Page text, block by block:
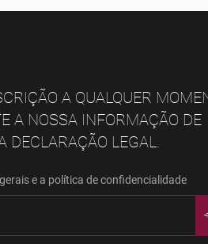
A QUALQUER
A NOSSA INFORMAÇÃO DE
DECLARAÇÃO LEGAL.
e a política de confidencialidade